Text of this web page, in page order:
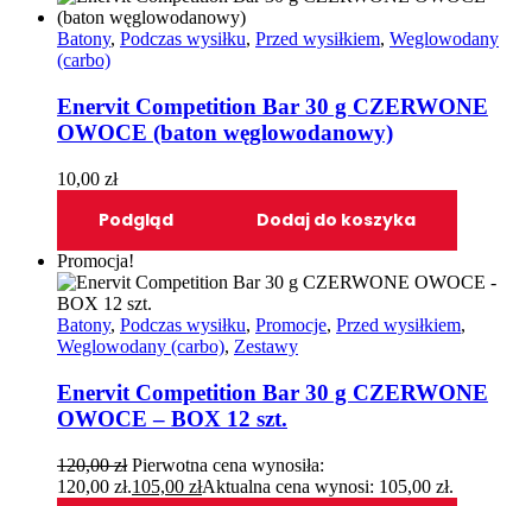
Batony, Podczas wysiłku, Przed wysiłkiem, Weglowodany
(carbo)
Enervit Competition Bar 30 g CZERWONE
OWOCE (baton węglowodanowy)
10,00 zł
Podgląd Dodaj do koszyka
Promocja!
Batony, Podczas wysiłku, Promocje, Przed wysiłkiem,
Weglowodany (carbo), Zestawy
Enervit Competition Bar 30 g CZERWONE
OWOCE – BOX 12 szt.
120,00zł Pierwotna cena wynosiła:
120,00 zł.105,00 złAktualna cena wynosi: 105,00 zł.